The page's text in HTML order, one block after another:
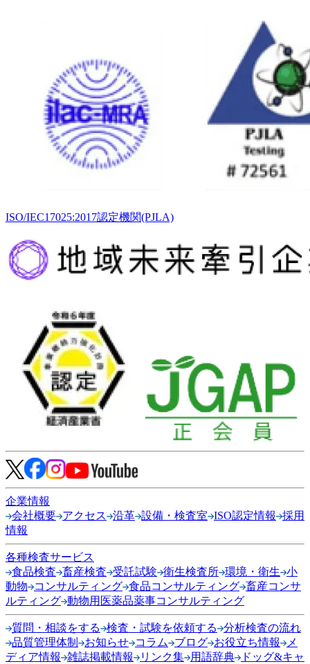
ISO/IEC17025:2017認定機関(PJLA)
企業情報
会社概要 アクセス 沿革 設備・検査室 ISO認定情報
採用
情報
各種検査サービス
食品検査 畜産検査 受託試験 衛生検査所 環境・衛生 小
動物
コンサルティング 食品コンサルティング 畜産コンサ
ルティング 動物用医薬品薬事コンサルティング
質問・相談をする 検査・試験を依頼する
分析検査の流れ
品質管理体制
お知らせ コラム ブログ お役立ち情報
メ
ディア情報
雑誌掲載情報 リンク集 用語辞典 ドッグ&キャ